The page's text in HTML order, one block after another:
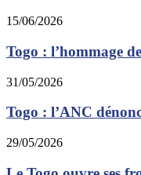
15/06/2026
Togo : l’hommage
31/05/2026
Togo : l’ANC
29/05/2026